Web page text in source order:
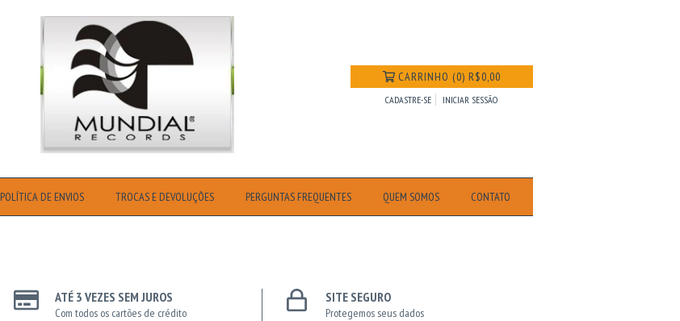
CARRINHO (0) R$0,00
CADASTRE-SE INICIAR SESSÃO
POLÍTICA DE ENVIOS TROCAS E DEVOLUÇÕES PERGUNTAS FREQUENTES QUEM SOMOS CONTATO
ATÉ 3 VEZES SEM JUROS
Com todos os cartões de crédito
SITE SEGURO
Protegemos seus dados